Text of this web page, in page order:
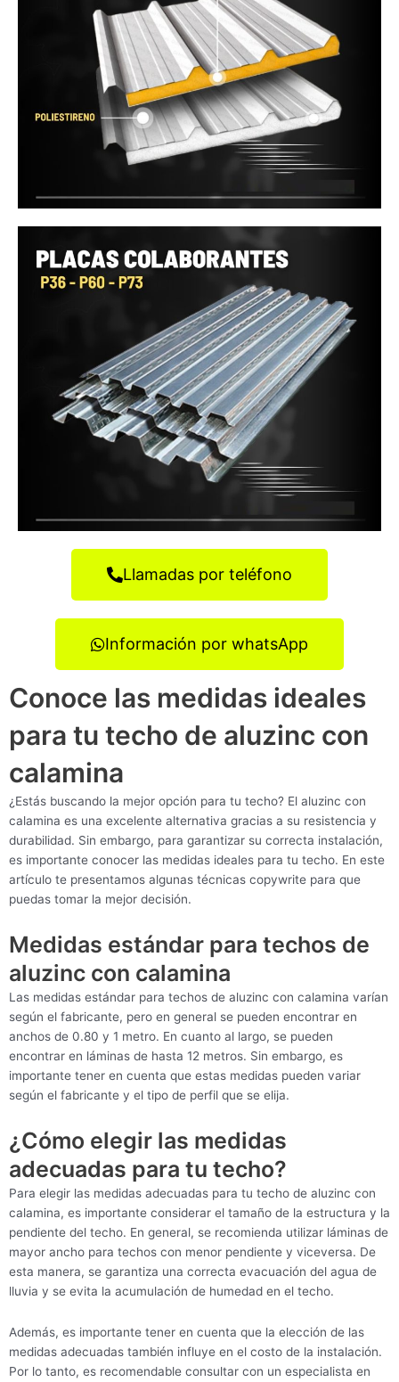
Llamadas por teléfono
Información por whatsApp
Conoce las medidas ideales
para tu techo de aluzinc con
calamina
¿Estás buscando la mejor opción para tu techo? El aluzinc con
calamina es una excelente alternativa gracias a su resistencia y
durabilidad. Sin embargo, para garantizar su correcta instalación,
es importante conocer las medidas ideales para tu techo. En este
artículo te presentamos algunas técnicas copywrite para que
puedas tomar la mejor decisión.
Medidas estándar para techos de
aluzinc con calamina
Las medidas estándar para techos de aluzinc con calamina varían
según el fabricante, pero en general se pueden encontrar en
anchos de 0.80 y 1 metro. En cuanto al largo, se pueden
encontrar en láminas de hasta 12 metros. Sin embargo, es
importante tener en cuenta que estas medidas pueden variar
según el fabricante y el tipo de perfil que se elija.
¿Cómo elegir las medidas
adecuadas para tu techo?
Para elegir las medidas adecuadas para tu techo de aluzinc con
calamina, es importante considerar el tamaño de la estructura y la
pendiente del techo. En general, se recomienda utilizar láminas de
mayor ancho para techos con menor pendiente y viceversa. De
esta manera, se garantiza una correcta evacuación del agua de
lluvia y se evita la acumulación de humedad en el techo.
Además, es importante tener en cuenta que la elección de las
medidas adecuadas también influye en el costo de la instalación.
Por lo tanto, es recomendable consultar con un especialista en